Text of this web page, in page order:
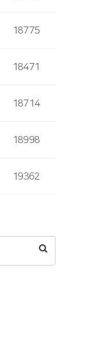
18775
18471
18714
18998
19362